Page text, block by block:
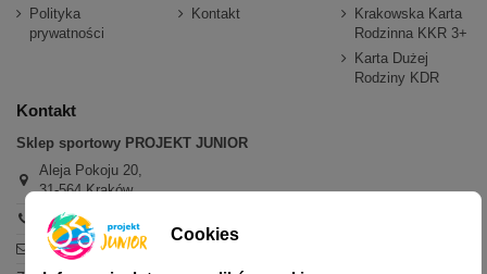
Polityka
prywatności
Kontakt
Krakowska Karta
Rodzinna KKR 3+
Karta Dużej
Rodziny KDR
Kontakt
Sklep sportowy PROJEKT JUNIOR
Aleja Pokoju 20,
31-564 Kraków
+48 600 779 897
sklep@projektjunior.pl
Cookies